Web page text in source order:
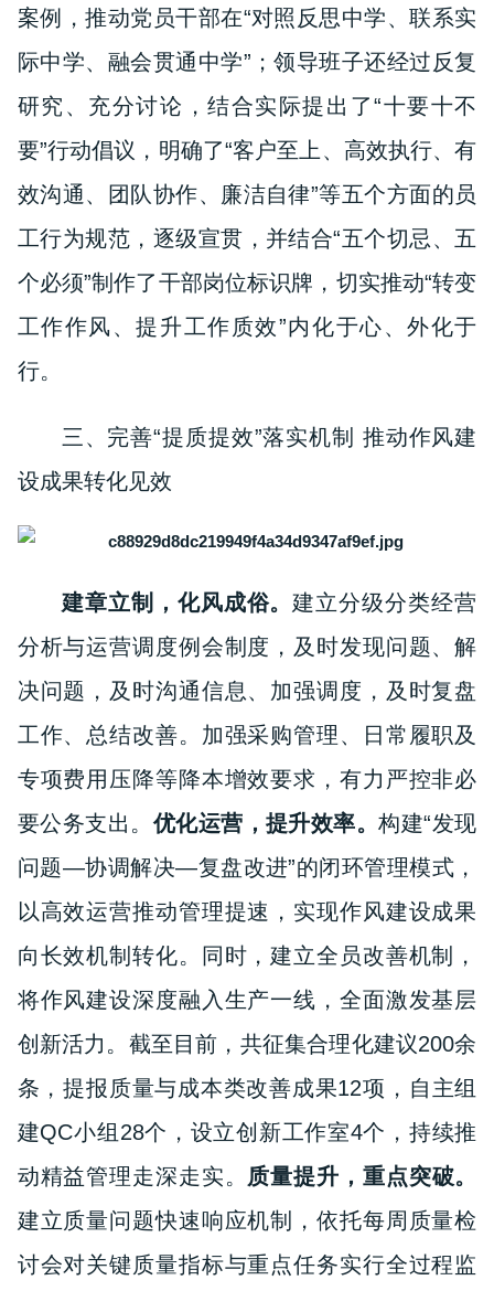
案例，推动党员干部在“对照反思中学、联系实
际中学、融会贯通中学”；领导班子还经过反复
研究、充分讨论，结合实际提出了“十要十不
要”行动倡议， 明确了“客户至上、高效执行、有
效沟通、团队协作、廉洁自律”等五个方面的员
工行为规范，逐级宣贯，并结合“五个切忌、五
个必须”制作了干部岗位标识牌，切实推动“转变
工作作风、提升工作质效”内化于心、外化于
行。
三、完善“提质提效”落实机制 推动作风建
设成果转化见效
建章立制，化风成俗。建立分级分类经营
分析与运营调度例会制度，及时发现问题、解
决问题，及时沟通信息、加强调度，及时复盘
工作、总结改善。加强采购管理、日常履职及
专项费用压降等降本增效要求，有力严控非必
要公务支出。优化运营，提升效率。构建“发现
问题—协调解决—复盘改进”的闭环管理模式，
以高效运营推动管理提速，实现作风建设成果
向长效机制转化。同时，建立全员改善机制，
将作风建设深度融入生产一线，全面激发基层
创新活力。截至目前，共征集合理化建议200余
条，提报质量与成本类改善成果12项，自主组
建QC小组28个，设立创新工作室4个，持续推
动精益管理走深走实。 质量提升 ， 重点突破。
建立质量问题快速响应机制，依托每周质量检
讨会对关键质量指标与重点任务实行全过程监